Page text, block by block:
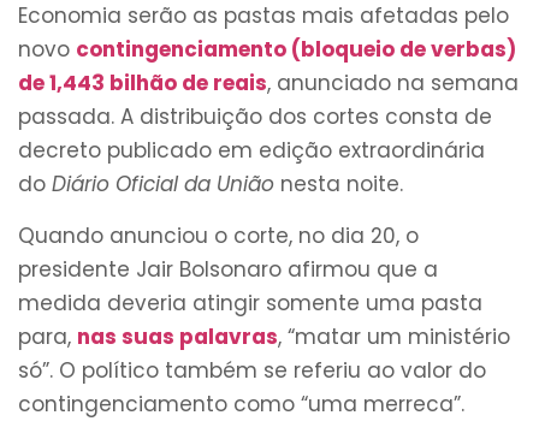
Economia serão as pastas mais afetadas pelo
novo contingenciamento (bloqueio de verbas)
de 1,443 bilhão de reais, anunciado na semana
passada. A distribuição dos cortes consta de
decreto publicado em edição extraordinária
do Diário Oficial da União nesta noite.
Quando anunciou o corte, no dia 20, o
presidente Jair Bolsonaro afirmou que a
medida deveria atingir somente uma pasta
para, nas suas palavras, “matar um ministério
só”. O político também se referiu ao valor do
contingenciamento como “uma merreca”.